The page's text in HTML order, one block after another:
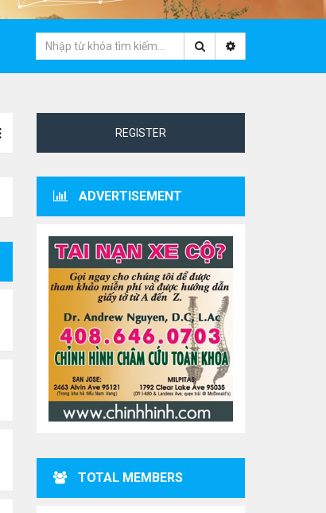
REGISTER
ADVERTISEMENT
TOTAL MEMBERS